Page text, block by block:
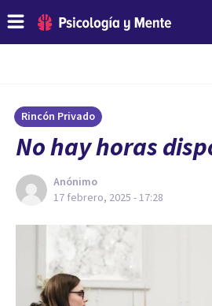
Rincón Privado
No hay horas
Anónimo
17 febrero, 2025 - 17:28